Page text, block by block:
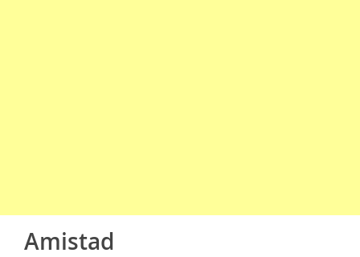
Amistad